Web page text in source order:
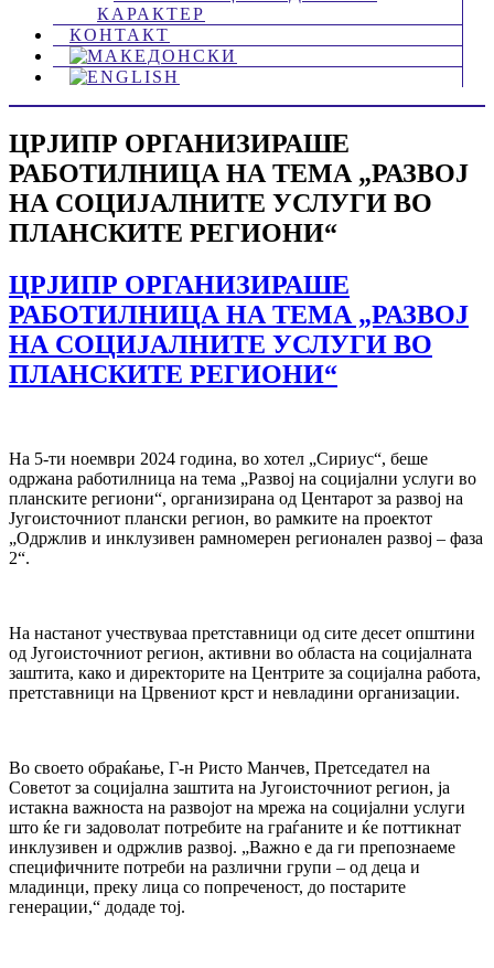
КАРАКТЕР
КОНТАКТ
ЦРЈИПР ОРГАНИЗИРАШЕ
РАБОТИЛНИЦА НА ТЕМА „РАЗВОЈ
НА СОЦИЈАЛНИТЕ УСЛУГИ ВО
ПЛАНСКИТЕ РЕГИОНИ“
ЦРЈИПР ОРГАНИЗИРАШЕ
РАБОТИЛНИЦА НА ТЕМА „РАЗВОЈ
НА СОЦИЈАЛНИТЕ УСЛУГИ ВО
ПЛАНСКИТЕ РЕГИОНИ“
На 5-ти ноември 2024 година, во хотел „Сириус“, беше
одржана работилница на тема „Развој на социјални услуги во
планските региони“, организирана од Центарот за развој на
Југоисточниот плански регион, во рамките на проектот
„Одржлив и инклузивен рамномерен регионален развој – фаза
2“.
На настанот учествуваа претставници од сите десет општини
од Југоисточниот регион, активни во областа на социјалната
заштита, како и директорите на Центрите за социјална работа,
претставници на Црвениот крст и невладини организации.
Во своето обраќање, Г-н Ристо Манчев, Претседател на
Советот за социјална заштита на Југоисточниот регион, ја
истакна важноста на развојот на мрежа на социјални услуги
што ќе ги задоволат потребите на граѓаните и ќе поттикнат
инклузивен и одржлив развој. „Важно е да ги препознаеме
специфичните потреби на различни групи – од деца и
младинци, преку лица со попреченост, до постарите
генерации,“ додаде тој.